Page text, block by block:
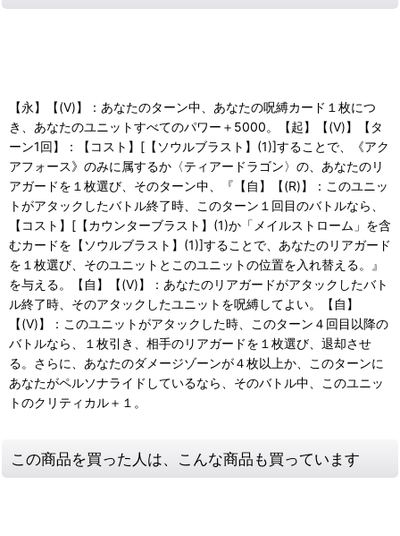
【永】【(V)】：あなたのターン中、あなたの呪縛カード１枚につ
き、あなたのユニットすべてのパワー＋5000。【起】【(V)】【タ
ーン1回】：【コスト】[【ソウルブラスト】(1)]することで、《アク
アフォース》のみに属するか〈ティアードラゴン〉の、あなたのリ
アガードを１枚選び、そのターン中、『【自】【(R)】：このユニッ
トがアタックしたバトル終了時、このターン１回目のバトルなら、
【コスト】[【カウンターブラスト】(1)か「メイルストローム」を含
むカードを【ソウルブラスト】(1)]することで、あなたのリアガード
を１枚選び、そのユニットとこのユニットの位置を入れ替える。』
を与える。【自】【(V)】：あなたのリアガードがアタックしたバト
ル終了時、そのアタックしたユニットを呪縛してよい。【自】
【(V)】：このユニットがアタックした時、このターン４回目以降の
バトルなら、１枚引き、相手のリアガードを１枚選び、退却させ
る。さらに、あなたのダメージゾーンが４枚以上か、このターンに
あなたがペルソナライドしているなら、そのバトル中、このユニッ
トのクリティカル＋１。
この商品を買った人は、こんな商品も買っています